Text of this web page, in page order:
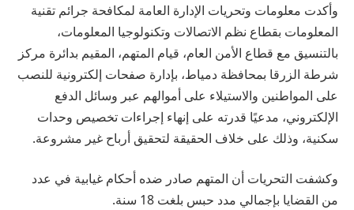
وأكدت معلومات وتحريات الإدارة العامة لمكافحة جرائم تقنية
المعلومات بقطاع نظم الاتصالات وتكنولوجيا المعلومات،
بالتنسيق مع قطاع الأمن العام، قيام المتهم، المقيم بدائرة مركز
شرطة الزرقا بمحافظة دمياط، بإدارة صفحات إلكترونية للنصب
على المواطنين والاستيلاء على أموالهم عبر وسائل الدفع
الإلكتروني، مدعيًا قدرته على إنهاء إجراءات تخصيص وحدات
سكنية، وذلك على خلاف الحقيقة لتحقيق أرباح غير مشروعة.
وكشفت التحريات أن المتهم صادر ضده أحكام غيابية في عدد
من القضايا بإجمالي مدد حبس بلغت 18 سنة.